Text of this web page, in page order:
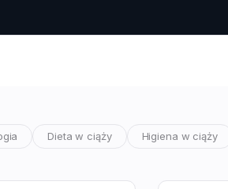
Dieta w ciąży Higiena w ciąży